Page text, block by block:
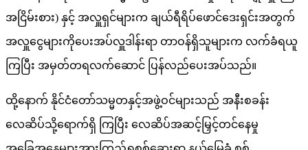
အငြိမ်းစား) နှင့် အလှူရှင်များက ချယ်ရီရိပ်ဖောင်ဒေးရှင်းအတွက်
အလှူငွေများကိုပေးအပ်လှူဒါန်းရာ တာဝန်ရှိသူများက လက်ခံရယူ
ကြပြီး အမှတ်တရလက်ဆောင် ပြန်လည်ပေးအပ်သည်။
ထို့နောက် နိုင်ငံတော်သမ္မတနှင့်အဖွဲ့ဝင်များသည် အနီးစခန်း
လေဆိပ်သို့ရောက်ရှိ ကြပြီး လေဆိပ်အဆင့်မြှင့်တင်နေမှု